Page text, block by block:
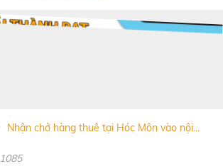
Nhận chở hàng thuê tại Hóc Môn vào nội...
1085